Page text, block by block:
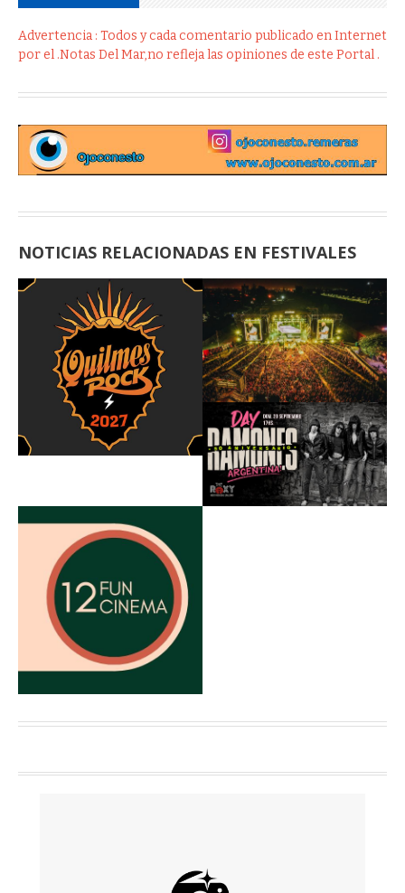
Advertencia : Todos y cada comentario publicado en Internet
por el .Notas Del Mar,no refleja las opiniones de este Portal .
NOTICIAS RELACIONADAS EN FESTIVALES